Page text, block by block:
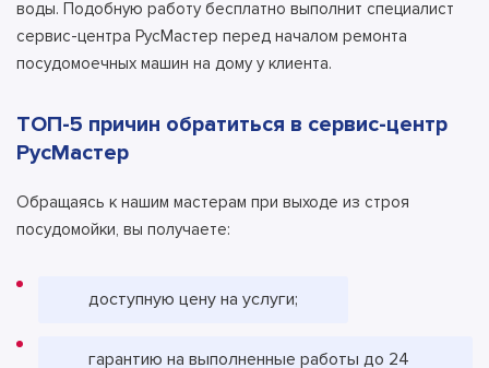
воды. Подобную работу бесплатно выполнит специалист
сервис-центра РусМастер перед началом ремонта
посудомоечных машин на дому у клиента.
ТОП-5 причин обратиться в сервис-центр
РусМастер
Обращаясь к нашим мастерам при выходе из строя
посудомойки, вы получаете:
доступную цену на услуги;
гарантию на выполненные работы до 24